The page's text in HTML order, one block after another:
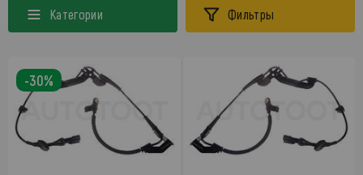
Категории Фильтры
-30%